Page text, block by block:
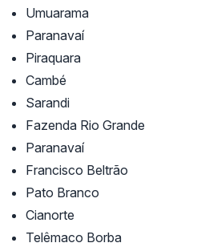
Umuarama
Paranavaí
Piraquara
Cambé
Sarandi
Fazenda Rio Grande
Paranavaí
Francisco Beltrão
Pato Branco
Cianorte
Telêmaco Borba